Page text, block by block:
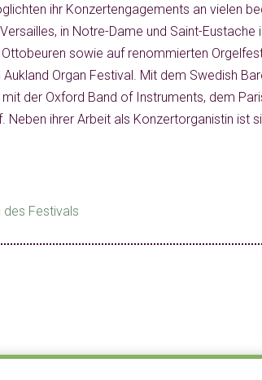
ihr Konzertengagements an vielen
in Notre-Dame und Saint-Eustache
sowie auf renommierten
Organ Festival. Mit dem Swedish
der Oxford Band of Instruments, dem
ihrer Arbeit als Konzertorganistin ist
des Festivals